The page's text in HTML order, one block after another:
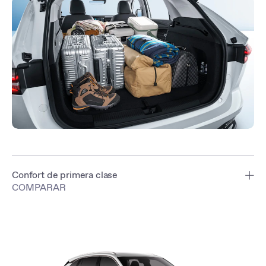
Confort de primera clase
el nuevo MG HS es extraordinariamente silencioso a bordo.
COMPARAR